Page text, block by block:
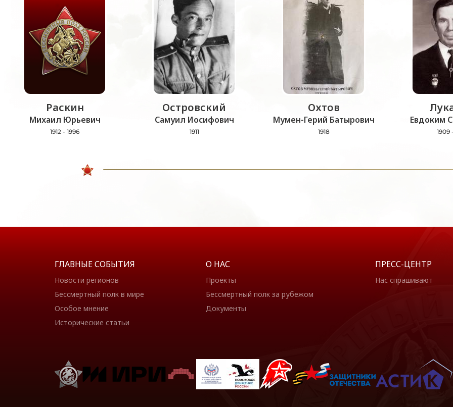
Раскин
Михаил Юрьевич
1912 - 1996
Островский
Самуил Иосифович
1911
Охтов
Мумен-Герий Батырович
1918
Евдоким
1909
ГЛАВНЫЕ СОБЫТИЯ
Новости регионов
Бессмертный полк в мире
Особое мнение
Исторические статьи
О НАС
Проекты
Бессмертный полк за рубежом
Документы
ПРЕСС-ЦЕНТР
Нас спрашивают